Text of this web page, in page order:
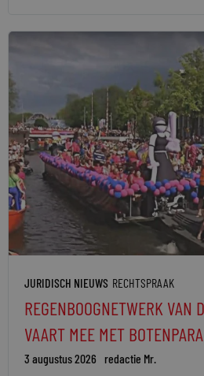
JURIDISCH NIEUWS RECHTSPRAAK
REGENBOOGNETWERK VAN
VAART MEE MET
3 augustus 2026 redactie Mr.